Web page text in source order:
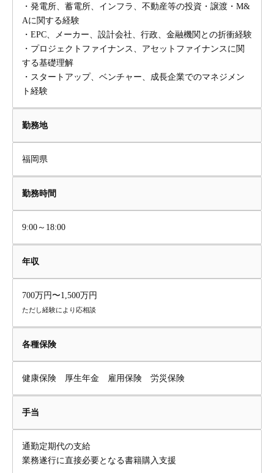
・発電所、蓄電所、インフラ、不動産等の投資・譲渡・M&
Aに関する経験
・EPC、メーカー、設計会社、行政、金融機関との折衝経験
・プロジェクトファイナンス、アセットファイナンスに関
する基礎理解
・スタートアップ、ベンチャー、成長企業でのマネジメン
ト経験
勤務地
福岡県
勤務時間
9:00～18:00
年収
700万円〜1,500万円
ただし経験により応相談
各種保険
健康保険 厚生年金 雇用保険 労災保険
手当
通勤定期代の支給
業務遂行に直接必要となる書籍購入支援